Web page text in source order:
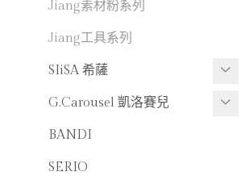
MODING單品系列
MODING工具及周邊系列
Jiang素材粉系列
Jiang工具系列
SIiSA 希薩
Siisa功能膠系列
Siisa色膠系列
-
Siisa瓶裝色膠系列
G.Carousel 凱洛賽兒
G.Carousel機器系列
G.Carousel磨頭系列
BANDI
SERIO